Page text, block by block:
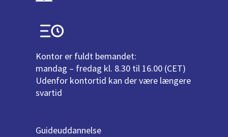
Kontor er fuldt bemandet:
mandag – fredag kl. 8.30 til 16.00 (CET)
Udenfor kontortid kan der være længere
svartid
Guideuddannelse